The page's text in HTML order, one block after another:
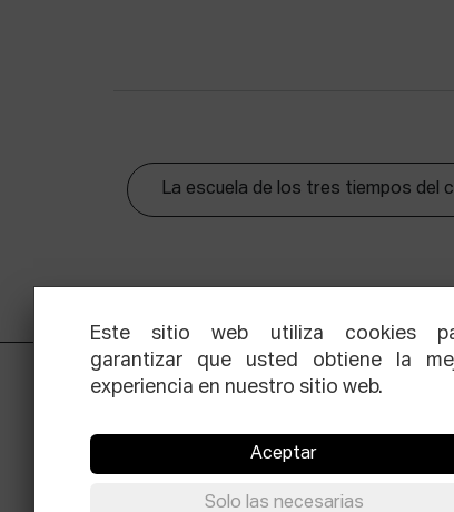
La escuela de los tres tiempos del
Este sitio web utiliza cookies
garantizar que usted obtiene la
experiencia en nuestro sitio web.
Aceptar
Solo las necesarias